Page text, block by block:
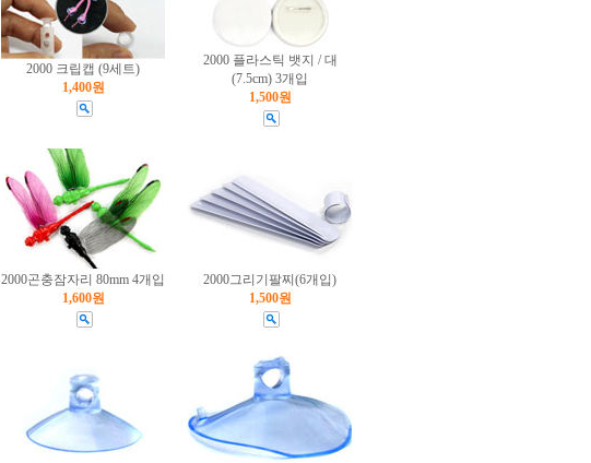
2000 크립캡 (9세트)
1,400원
2000 플라스틱 뱃지 / 대
(7.5cm) 3개입
1,500원
2000곤충잠자리 80mm 4개입
1,600원
2000그리기팔찌(6개입)
1,500원